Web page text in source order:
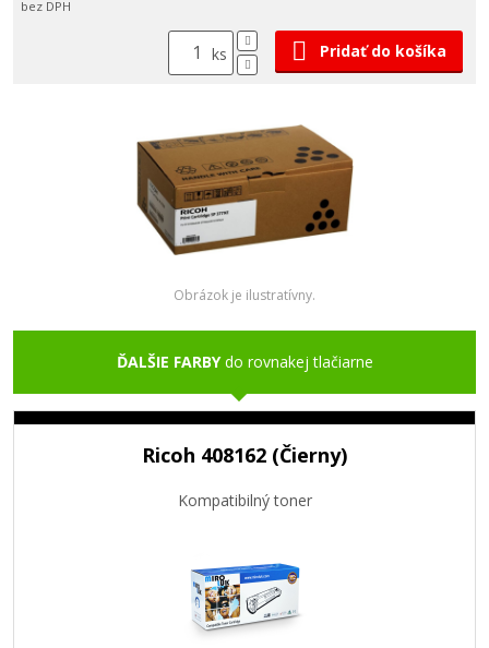
bez DPH
ks Pridať do košíka
Obrázok je ilustratívny.
ĎALŠIE FARBYdo rovnakej tlačiarne
Ricoh 408162 (Čierny)
Kompatibilný toner